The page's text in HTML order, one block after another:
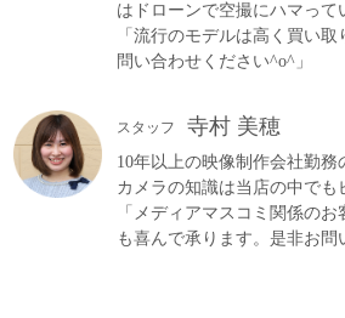
はドローンで空撮にハマって
「流行のモデルは高く買い
問い合わせください^o^」
スタッフ 寺村 美穂
10年以上の映像制作会社勤務
カメラの知識は当店の中でも
「メディアマスコミ関係の
も喜んで承ります。是非お問